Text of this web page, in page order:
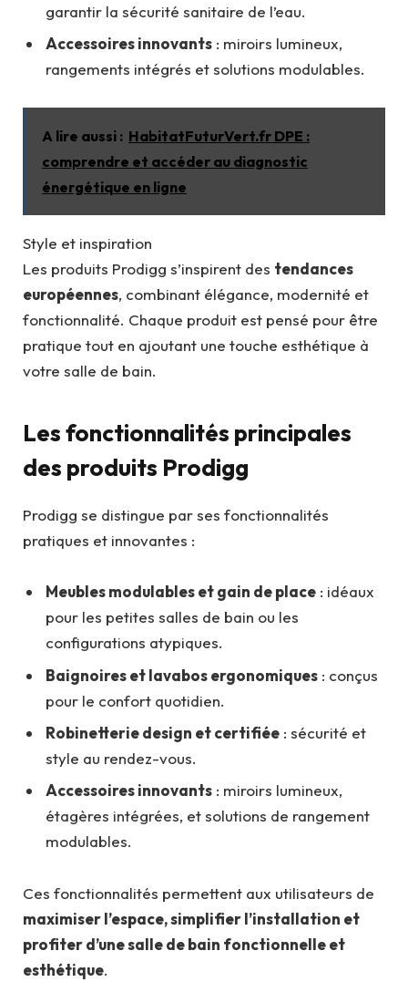
garantir la sécurité sanitaire de l’eau.
Accessoires innovants : miroirs lumineux,
rangements intégrés et solutions modulables.
A lire aussi : HabitatFuturVert.fr DPE :
comprendre et accéder au diagnostic
énergétique en ligne
Style et inspiration
Les produits Prodigg s’inspirent des tendances
européennes, combinant élégance, modernité et
fonctionnalité. Chaque produit est pensé pour être
pratique tout en ajoutant une touche esthétique à
votre salle de bain.
Les fonctionnalités principales
des produits Prodigg
Prodigg se distingue par ses fonctionnalités
pratiques et innovantes :
Meubles modulables et gain de place : idéaux
pour les petites salles de bain ou les
configurations atypiques.
Baignoires et lavabos ergonomiques : conçus
pour le confort quotidien.
Robinetterie design et certifiée : sécurité et
style au rendez-vous.
Accessoires innovants : miroirs lumineux,
étagères intégrées, et solutions de rangement
modulables.
Ces fonctionnalités permettent aux utilisateurs de
maximiser l’espace, simplifier l’installation et
profiter d’une salle de bain fonctionnelle et
esthétique.